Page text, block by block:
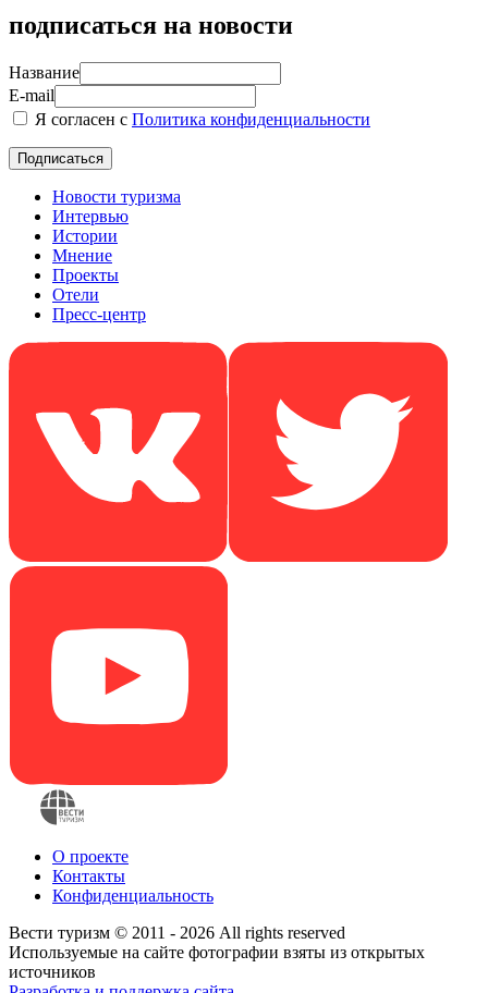
подписаться на новости
Название
E-mail
Я согласен с Политика конфиденциальности
Новости туризма
Интервью
Истории
Мнение
Проекты
Отели
Пресс-центр
О проекте
Контакты
Конфиденциальность
Вести туризм © 2011 - 2026 All rights reserved
Используемые на сайте фотографии взяты из открытых
источников